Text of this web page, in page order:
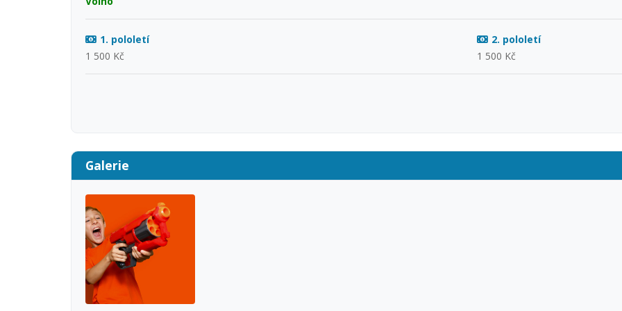
1. pololetí
1 500 Kč
2. pololetí
1 500 Kč
Galerie